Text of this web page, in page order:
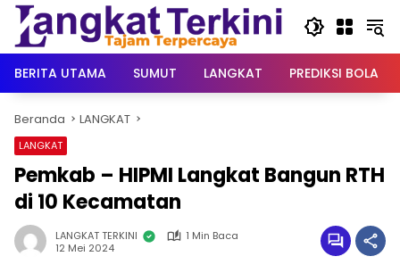
Langsung
konten
BERITA UTAMA
SUMUT LANGKAT PREDIKSI BOLA
Beranda LANGKAT
LANGKAT
Pemkab – HIPMI Langkat Bangun RTH
di 10 Kecamatan
LANGKAT TERKINI
1 Min Baca
12 Mei 2024